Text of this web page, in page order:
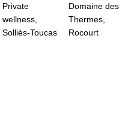
Private
wellness,
Solliès-Toucas
Domaine des
Thermes,
Rocourt